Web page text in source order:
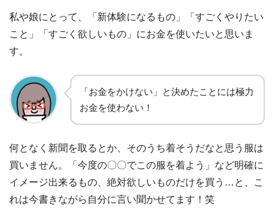
私や娘にとって、「新体験になるもの」「すごくやりたい
こと」「すごく欲しいもの」にお金を使いたいと思いま
す。
「お金をかけない」と決めたことには極力
お金を使わない！
何となく新聞を取るとか、そのうち着そうだなと思う服は
買いません。「今度の〇〇でこの服を着よう」など明確に
イメージ出来るもの、絶対欲しいものだけを買う…と、こ
れは今書きながら自分に言い聞かせてます！笑